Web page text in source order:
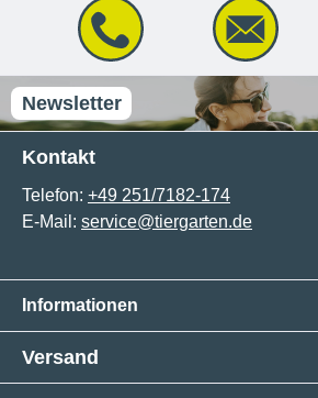
Newsletter
Kontakt
Telefon: +49 251/7182-174
E-Mail: service@tiergarten.de
Informationen
Versand